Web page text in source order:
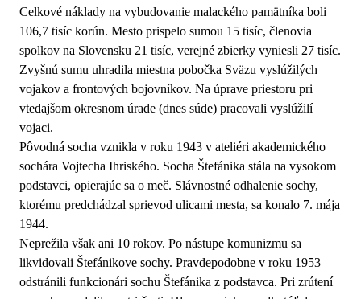
Celkové náklady na vybudovanie malackého pamätníka boli
106,7 tisíc korún. Mesto prispelo sumou 15 tisíc, členovia
spolkov na Slovensku 21 tisíc, verejné zbierky vyniesli 27 tisíc.
Zvyšnú sumu uhradila miestna pobočka Sväzu vyslúžilých
vojakov a frontových bojovníkov. Na úprave priestoru pri
vtedajšom okresnom úrade (dnes súde) pracovali vyslúžilí
vojaci.
Pôvodná socha vznikla v roku 1943 v ateliéri akademického
sochára Vojtecha Ihriského. Socha Štefánika stála na vysokom
podstavci, opierajúc sa o meč. Slávnostné odhalenie sochy,
ktorému predchádzal sprievod ulicami mesta, sa konalo 7. mája
1944.
Neprežila však ani 10 rokov. Po nástupe komunizmu sa
likvidovali Štefánikove sochy. Pravdepodobne v roku 1953
odstránili funkcionári sochu Štefánika z podstavca. Pri zrútení